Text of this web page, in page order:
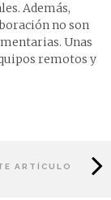
Además,
no son
Unas
remotos y
ARTÍCULO